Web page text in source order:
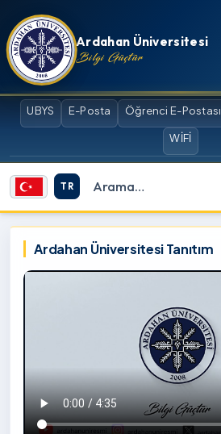
İçeriğe atla
Ardahan Üniversitesi
Bilgi Güçtür
UBYS E-Posta Öğrenci E-Postası
WİFİ
TR
Site içi arama
Ardahan Üniversitesi
Ardahan Üniversitesi Tanıtım